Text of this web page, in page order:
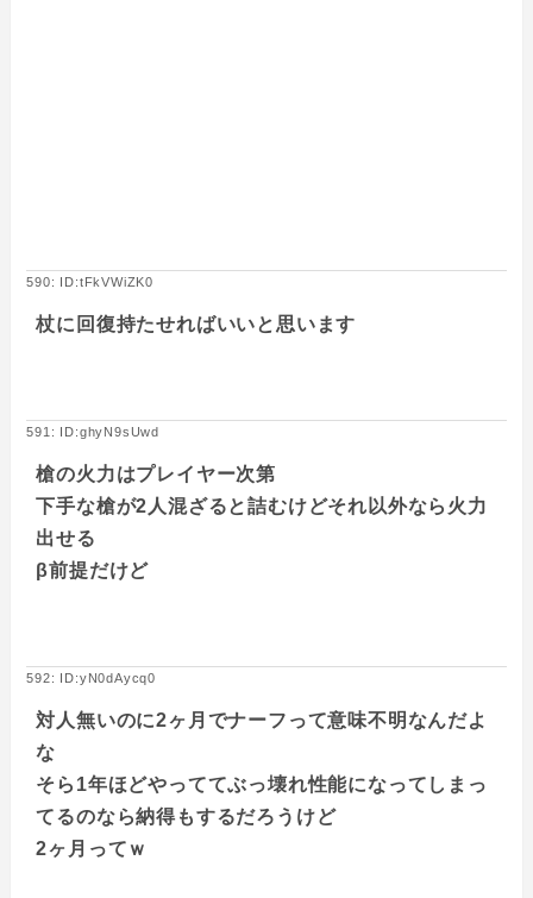
590: ID:tFkVWiZK0
杖に回復持たせればいいと思います
591: ID:ghyN9sUwd
槍の火力はプレイヤー次第
下手な槍が2人混ざると詰むけどそれ以外なら火力
出せる
β前提だけど
592: ID:yN0dAycq0
対人無いのに2ヶ月でナーフって意味不明なんだよ
な
そら1年ほどやっててぶっ壊れ性能になってしまっ
てるのなら納得もするだろうけど
2ヶ月ってｗ